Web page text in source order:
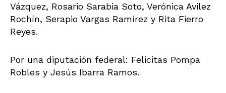
Vázquez, Rosario Sarabia Soto, Verónica Avilez
Rochín, Serapio Vargas Ramírez y Rita Fierro
Reyes.
Por una diputación federal: Felicitas Pompa
Robles y Jesús Ibarra Ramos.